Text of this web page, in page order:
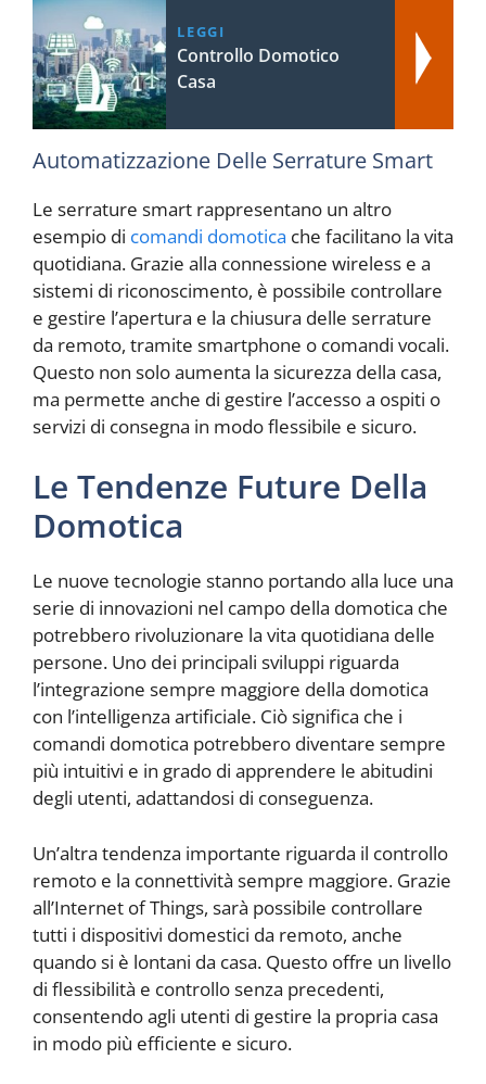
LEGGI
Controllo Domotico
Casa
Automatizzazione Delle Serrature Smart
Le serrature smart rappresentano un altro
esempio di comandi domotica che facilitano la vita
quotidiana. Grazie alla connessione wireless e a
sistemi di riconoscimento, è possibile controllare
e gestire l’apertura e la chiusura delle serrature
da remoto, tramite smartphone o comandi vocali.
Questo non solo aumenta la sicurezza della casa,
ma permette anche di gestire l’accesso a ospiti o
servizi di consegna in modo flessibile e sicuro.
Le Tendenze Future Della
Domotica
Le nuove tecnologie stanno portando alla luce una
serie di innovazioni nel campo della domotica che
potrebbero rivoluzionare la vita quotidiana delle
persone. Uno dei principali sviluppi riguarda
l’integrazione sempre maggiore della domotica
con l’intelligenza artificiale. Ciò significa che i
comandi domotica potrebbero diventare sempre
più intuitivi e in grado di apprendere le abitudini
degli utenti, adattandosi di conseguenza.
Un’altra tendenza importante riguarda il controllo
remoto e la connettività sempre maggiore. Grazie
all’Internet of Things, sarà possibile controllare
tutti i dispositivi domestici da remoto, anche
quando si è lontani da casa. Questo offre un livello
di flessibilità e controllo senza precedenti,
consentendo agli utenti di gestire la propria casa
in modo più efficiente e sicuro.